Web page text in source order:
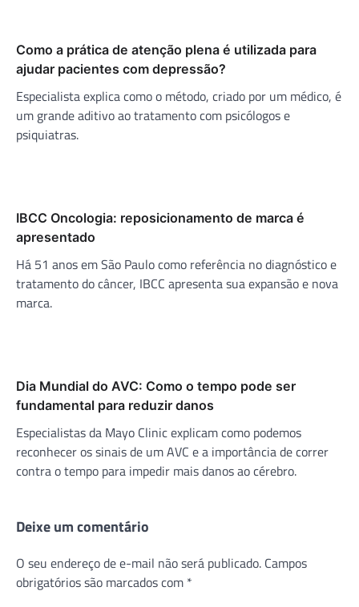
Como a prática de atenção plena é utilizada para
ajudar pacientes com depressão?
Especialista explica como o método, criado por um médico, é
um grande aditivo ao tratamento com psicólogos e
psiquiatras.
IBCC Oncologia: reposicionamento de marca é
apresentado
Há 51 anos em São Paulo como referência no diagnóstico e
tratamento do câncer, IBCC apresenta sua expansão e nova
marca.
Dia Mundial do AVC: Como o tempo pode ser
fundamental para reduzir danos
Especialistas da Mayo Clinic explicam como podemos
reconhecer os sinais de um AVC e a importância de correr
contra o tempo para impedir mais danos ao cérebro.
Deixe um comentário
O seu endereço de e-mail não será publicado. Campos
obrigatórios são marcados com *